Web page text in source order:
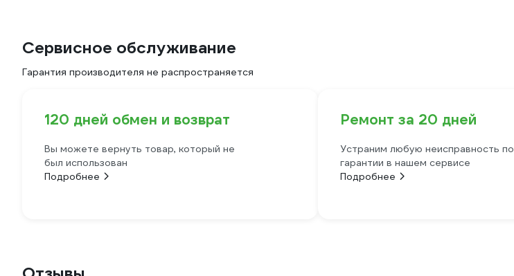
Сервисное обслуживание
Гарантия производителя не распространяется
120 дней обмен и возврат
Вы можете вернуть товар, который не
был использован
Подробнее
Ремонт за 20 дней
Устраним любую неисправность по
гарантии в нашем сервисе
Подробнее